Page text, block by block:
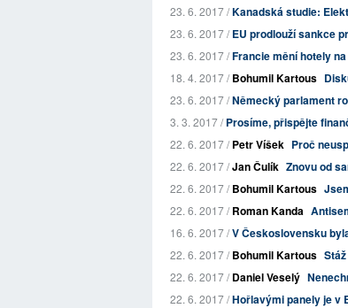
23. 6. 2017 /Kanadská studie:
23. 6. 2017 /EU prodlouží sankce
23. 6. 2017 /Francie mění hotely
18. 4. 2017 /Bohumil Kartous
23. 6. 2017 /Německý parlament
3. 3. 2017 /Prosíme, přispějte
22. 6. 2017 /Petr Víšek Proč
22. 6. 2017 /Jan Čulík Znovu od
22. 6. 2017 /Bohumil Kartous
22. 6. 2017 /Roman Kanda
16. 6. 2017 /V Československu
22. 6. 2017 /Bohumil Kartous
22. 6. 2017 /Daniel Veselý
22. 6. 2017 /Hořlavými panely je v